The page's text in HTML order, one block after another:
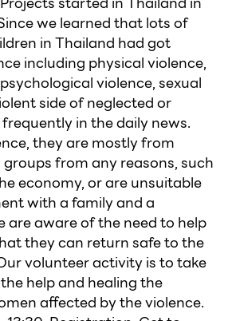
we learned that lots of
in Thailand had got
including physical violence,
violence, sexual
side of neglected or
in the daily news.
they are mostly from
from any reasons, such
economy, or are unsuitable
with a family and a
are aware of the need to help
they can return safe to the
volunteer activity is to take
help and healing the
affected by the violence.